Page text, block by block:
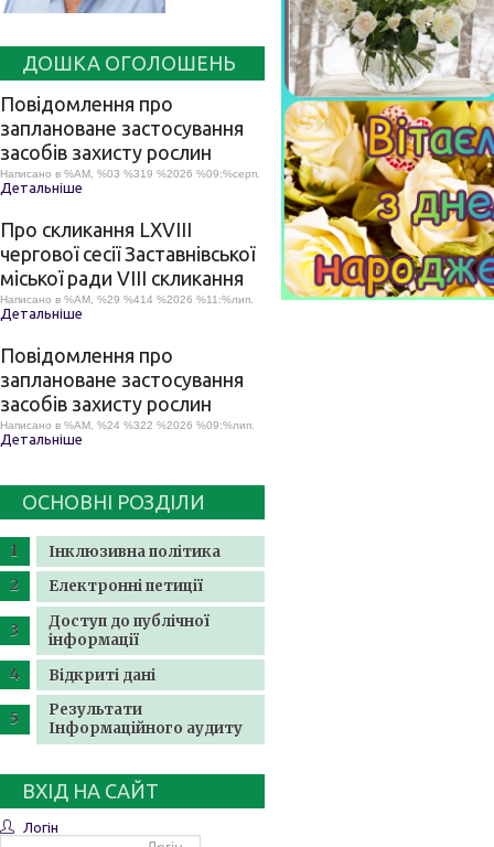
ДОШКА ОГОЛОШЕНЬ
Повідомлення про
заплановане застосування
засобів захисту рослин
Написано в %AM, %03 %319 %2026 %09:%серп.
Детальніше
Про скликання LХVІІІ
чергової сесії Заставнівської
міської ради VIII скликання
Написано в %AM, %29 %414 %2026 %11:%лип.
Детальніше
Повідомлення про
заплановане застосування
засобів захисту рослин
Написано в %AM, %24 %322 %2026 %09:%лип.
Детальніше
ОСНОВНІ РОЗДІЛИ
Інклюзивна політика
Електронні петиції
Доступ до публічної
інформації
Відкриті дані
Результати
Інформаційного аудиту
ВХІД НА САЙТ
Логін